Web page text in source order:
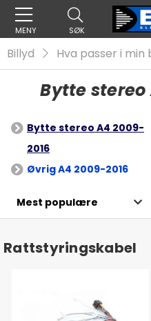
MENY SØK
Billyd Hva passer i min
Bytte stereo
Bytte stereo A4 2009-
2016
Øvrig A4 2009-2016
Rattstyringskabel